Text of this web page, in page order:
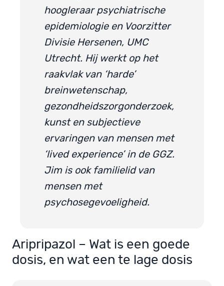
hoogleraar psychiatrische
epidemiologie en Voorzitter
Divisie Hersenen, UMC
Utrecht. Hij werkt op het
raakvlak van ‘harde’
breinwetenschap,
gezondheidszorgonderzoek,
kunst en subjectieve
ervaringen van mensen met
‘lived experience’ in de GGZ.
Jim is ook familielid van
mensen met
psychosegevoeligheid.
Aripripazol – Wat is een goede
dosis, en wat een te lage dosis